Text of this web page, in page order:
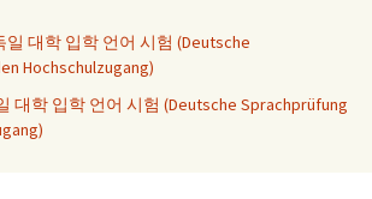
일 대학 입학 언어 시험 (Deutsche
Hochschulzugang)
대학 입학 언어 시험 (Deutsche Sprachprüfung